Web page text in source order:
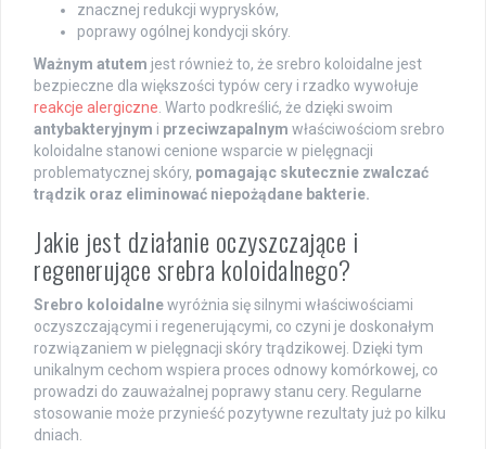
znacznej redukcji wyprysków,
poprawy ogólnej kondycji skóry.
Ważnym atutem jest również to, że srebro koloidalne jest
bezpieczne dla większości typów cery i rzadko wywołuje
reakcje alergiczne . Warto podkreślić, że dzięki swoim
antybakteryjnym i przeciwzapalnym właściwościom srebro
koloidalne stanowi cenione wsparcie w pielęgnacji
problematycznej skóry, pomagając skutecznie zwalczać
trądzik oraz eliminować niepożądane bakterie.
Jakie jest działanie oczyszczające i
regenerujące srebra koloidalnego?
Srebro koloidalnewyróżnia się silnymi właściwościami
oczyszczającymi i regenerującymi, co czyni je doskonałym
rozwiązaniem w pielęgnacji skóry trądzikowej. Dzięki tym
unikalnym cechom wspiera proces odnowy komórkowej, co
prowadzi do zauważalnej poprawy stanu cery. Regularne
stosowanie może przynieść pozytywne rezultaty już po kilku
dniach.